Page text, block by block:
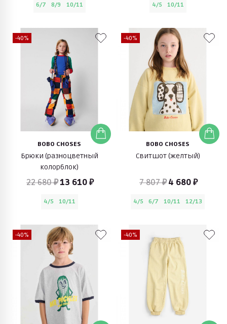
6/7 8/9 10/11 4/5 10/11
-40%
BOBO CHOSES
Брюки (разноцветный
колорблок)
22 680 ₽13 610 ₽
4/5 10/11
-40%
BOBO CHOSES
Свитшот (желтый)
7 807 ₽ 4 680 ₽
4/5 6/7 10/11 12/13
-40% -40%